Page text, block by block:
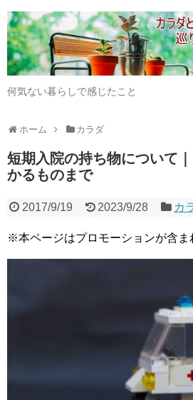
何気ない暮らしで感じたこと
ホーム カラダ
短期入院の持ち物について
かるものまで
2017/9/19 2023/9/28 カ
※本ページはプロモーションが含ま